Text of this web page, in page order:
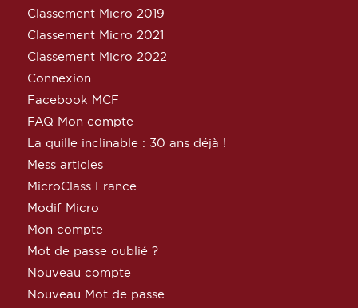
Classement Micro 2019
Classement Micro 2021
Classement Micro 2022
Connexion
Facebook MCF
FAQ Mon compte
La quille inclinable : 30 ans déjà !
Mess articles
MicroClass France
Modif Micro
Mon compte
Mot de passe oublié ?
Nouveau compte
Nouveau Mot de passe